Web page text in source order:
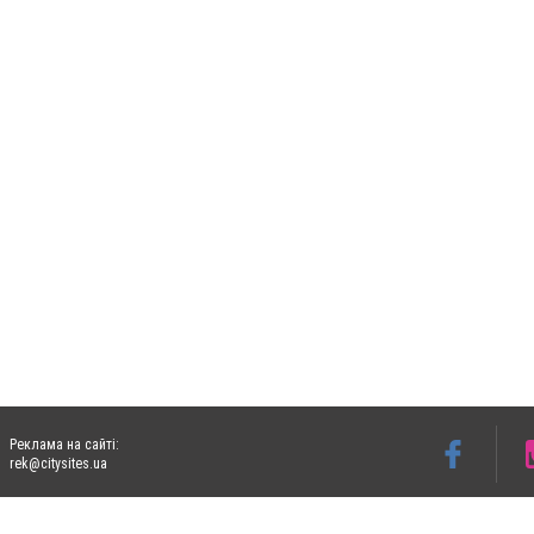
Реклама на сайті:
rek@citysites.ua